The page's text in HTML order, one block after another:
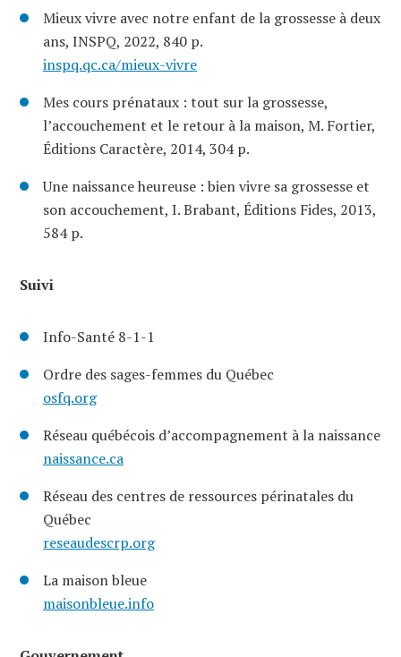
Mieux vivre avec notre enfant de la grossesse à deux
ans, INSPQ, 2022, 840 p.
inspq.qc.ca/mieux-vivre
Mes cours prénataux : tout sur la grossesse,
l’accouchement et le retour à la maison, M. Fortier,
Éditions Caractère, 2014, 304 p.
Une naissance heureuse : bien vivre sa grossesse et
son accouchement, I. Brabant, Éditions Fides, 2013,
584 p.
Suivi
Info-Santé 8-1-1
Ordre des sages-femmes du Québec
osfq.org
Réseau québécois d’accompagnement à la naissance
naissance.ca
Réseau des centres de ressources périnatales du
Québec
reseaudescrp.org
La maison bleue
maisonbleue.info